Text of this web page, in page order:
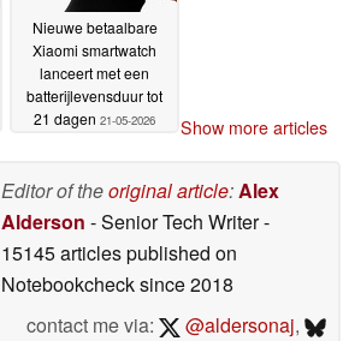
Nieuwe betaalbare
Xiaomi smartwatch
lanceert met een
batterijlevensduur tot
21 dagen 21-05-2026 Show more articles
Editor of theoriginal article:Alex
Alderson - Senior Tech Writer-
15145 articles published on
Notebookchecksince 2018
contact me via:
@aldersonaj,